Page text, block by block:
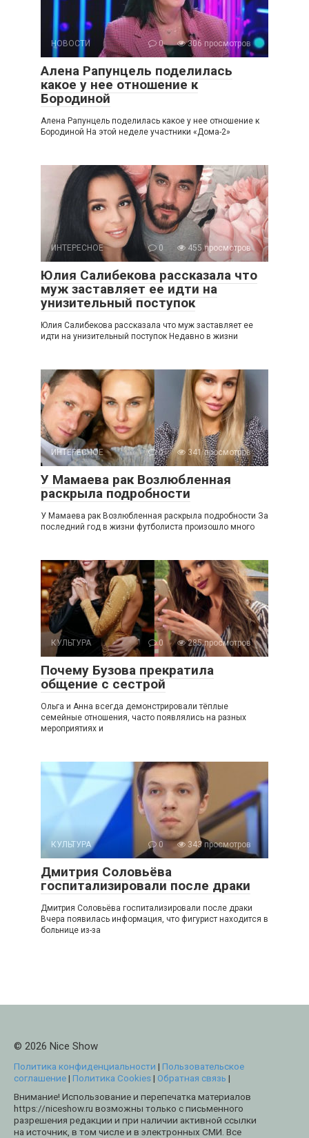
НОВОСТИ 0 306 просмотров
Алена Рапунцель поделилась
какое у нее отношение к
Бородиной
Алена Рапунцель поделилась какое у нее отношение к
Бородиной На этой неделе участники «Дома-2»
ИНТЕРЕСНОЕ 0 455 просмотров
Юлия Салибекова рассказала что
муж заставляет ее идти на
унизительный поступок
Юлия Салибекова рассказала что муж заставляет ее
идти на унизительный поступок Недавно в жизни
ИНТЕРЕСНОЕ 0 341 просмотров
У Мамаева рак Возлюбленная
раскрыла подробности
У Мамаева рак Возлюбленная раскрыла подробности За
последний год в жизни футболиста произошло много
КУЛЬТУРА 0 285 просмотров
Почему Бузова прекратила
общение с сестрой
Ольга и Анна всегда демонстрировали тёплые
семейные отношения, часто появлялись на разных
мероприятиях и
КУЛЬТУРА 0 343 просмотров
Дмитрия Соловьёва
госпитализировали после драки
Дмитрия Соловьёва госпитализировали после драки
Вчера появилась информация, что фигурист находится в
больнице из-за
© 2026 Nice Show
Политика конфиденциальности | Пользовательское
соглашение| Политика Cookies| Обратная связь |
Внимание! Использование и перепечатка материалов
https://niceshow.ru возможны только с письменного
разрешения редакции и при наличии активной ссылки
на источник, в том числе и в электронных СМИ. Все